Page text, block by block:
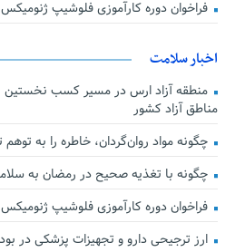
فراخوان دوره کارآموزی فلوشیپ
اخبار سلامت
منطقه آزاد ارس در مسیر کسب نخستین
مناطق آزاد کشور
چگونه مواد روان‌گردان، خاطره را به
چگونه با تغذیه صحیح در رمضان به
فراخوان دوره کارآموزی فلوشیپ
ارز ترجیحی دارو و تجهیزات پزشکی در بودجه ۱۴۰۵